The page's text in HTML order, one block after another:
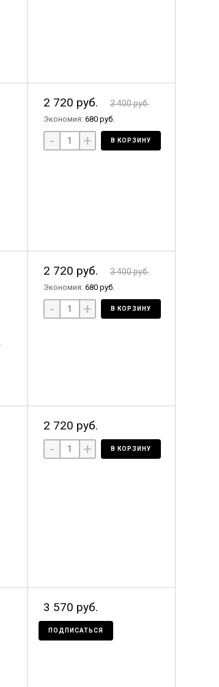
2 720 руб. 3 400 руб.
Экономия: 680 руб.
- + В КОРЗИНУ
2 720 руб. 3 400 руб.
Экономия: 680 руб.
- + В КОРЗИНУ
2 720 руб.
- + В КОРЗИНУ
3 570 руб.
ПОДПИСАТЬСЯ